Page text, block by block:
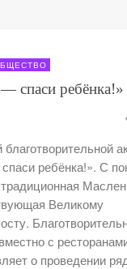
спаси ребёнка!»
ребёнка!». С
Великому
с
о проведении